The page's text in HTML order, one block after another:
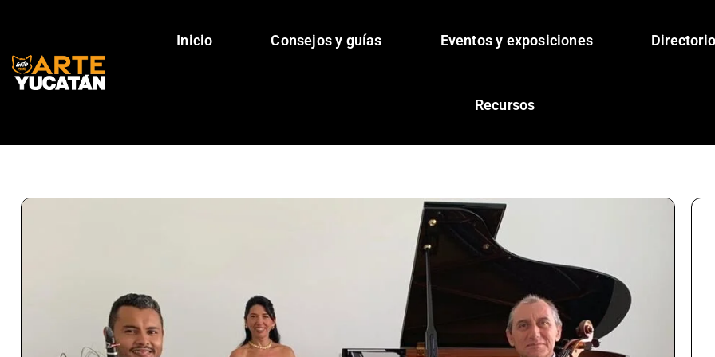
Inicio Consejos y guías Eventos y exposiciones Directorio
Recursos